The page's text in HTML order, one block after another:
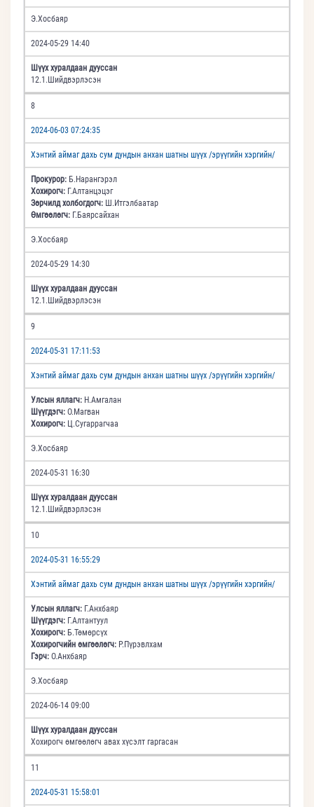
Э.Хосбаяр
2024-05-29 14:40
Шүүх хуралдаан дууссан
12.1.Шийдвэрлэсэн
8
2024-06-03 07:24:35
Хэнтий аймаг дахь сум дундын анхан шатны шүүх /эрүүгийн хэргийн/
Прокурор: Б.Нарангэрэл
Хохирогч: Г.Алтанцэцэг
Зөрчилд холбогдогч: Ш.Итгэлбаатар
Өмгөөлөгч: Г.Баярсайхан
Э.Хосбаяр
2024-05-29 14:30
Шүүх хуралдаан дууссан
12.1.Шийдвэрлэсэн
9
2024-05-31 17:11:53
Хэнтий аймаг дахь сум дундын анхан шатны шүүх /эрүүгийн хэргийн/
Улсын яллагч: Н.Амгалан
Шүүгдэгч: О.Магван
Хохирогч: Ц.Сугаррагчаа
Э.Хосбаяр
2024-05-31 16:30
Шүүх хуралдаан дууссан
12.1.Шийдвэрлэсэн
10
2024-05-31 16:55:29
Хэнтий аймаг дахь сум дундын анхан шатны шүүх /эрүүгийн хэргийн/
Улсын яллагч: Г.Анхбаяр
Шүүгдэгч: Г.Алтантуул
Хохирогч: Б.Төмөрсүх
Хохирогчийн өмгөөлөгч: Р.Пүрэвлхам
Гэрч: О.Анхбаяр
Э.Хосбаяр
2024-06-14 09:00
Шүүх хуралдаан дууссан
Хохирогч өмгөөлөгч авах хүсэлт гаргасан
11
2024-05-31 15:58:01